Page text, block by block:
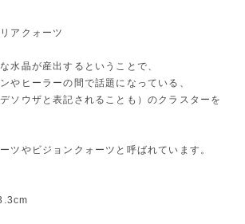
アクォーツ
水晶が産出するということで、
やヒーラーの間で話題になっている、
ソウザと表記されることも）のクラスターを
ツやビジョンクォーツと呼ばれています。